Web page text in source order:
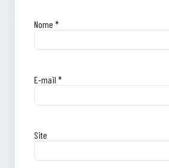
Nome *
E-mail *
Site